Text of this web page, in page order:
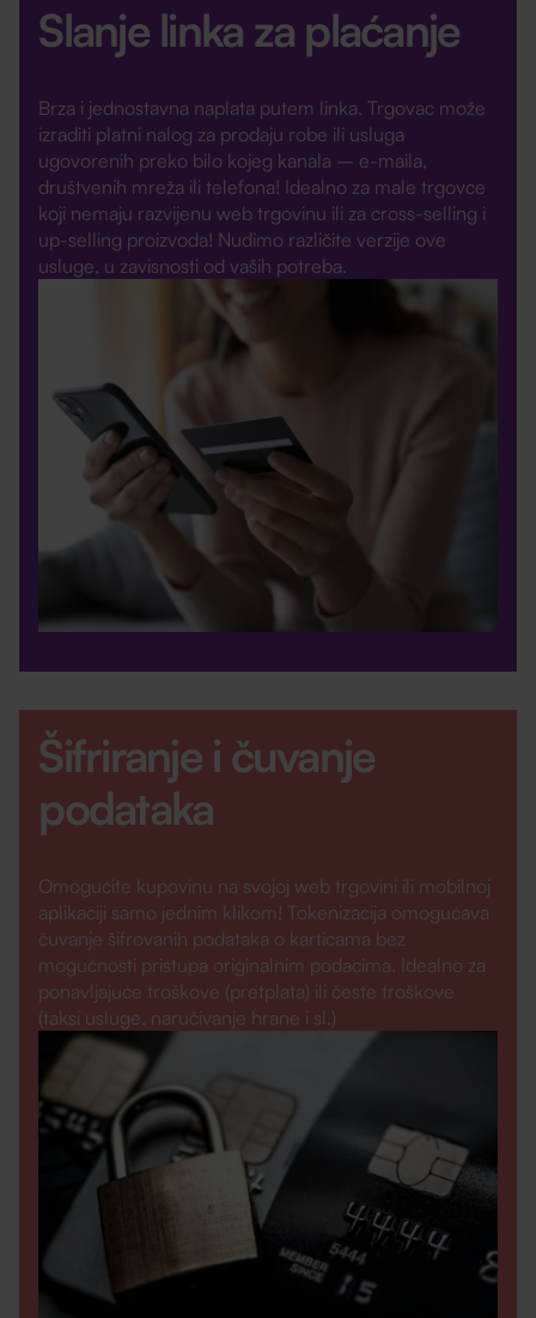
Slanje linka za plaćanje
Brza i jednostavna naplata putem linka. Trgovac može
izraditi platni nalog za prodaju robe ili usluga
ugovorenih preko bilo kojeg kanala – e-maila,
društvenih mreža ili telefona! Idealno za male trgovce
koji nemaju razvijenu web trgovinu ili za cross-selling i
up-selling proizvoda! Nudimo različite verzije ove
usluge, u zavisnosti od vaših potreba.
Šifriranje i čuvanje
podataka
Omogućite kupovinu na svojoj web trgovini ili mobilnoj
aplikaciji samo jednim klikom! Tokenizacija omogućava
čuvanje šifrovanih podataka o karticama bez
mogućnosti pristupa originalnim podacima. Idealno za
ponavljajuće troškove (pretplata) ili česte troškove
(taksi usluge, naručivanje hrane i sl.)